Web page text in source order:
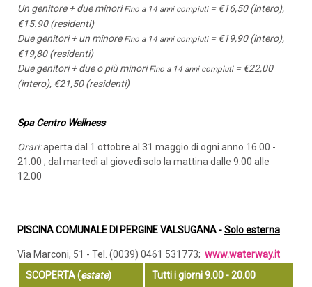
Un genitore + due minoriFino a 14 anni compiuti= €16,50 (intero),
€15.90(residenti)
Due genitori + un minore Fino a 14 anni compiuti= €19,90 (intero),
€19,80(residenti)
Due genitori + due o più minoriFino a 14 anni compiuti= €22,00
(intero), €21,50 (residenti)
Spa Centro Wellness
Orari:aperta dal 1 ottobre al 31 maggio di ogni anno 16.00 -
21.00 ; dal martedì al giovedì solo la mattina dalle 9.00 alle
12.00
PISCINA COMUNALE DI PERGINE VALSUGANA -Solo esterna
Via Marconi, 51 - Tel. (0039) 0461 531773; www.waterway.it
SCOPERTA (estate) Tutti i giorni 9.00 - 20.00